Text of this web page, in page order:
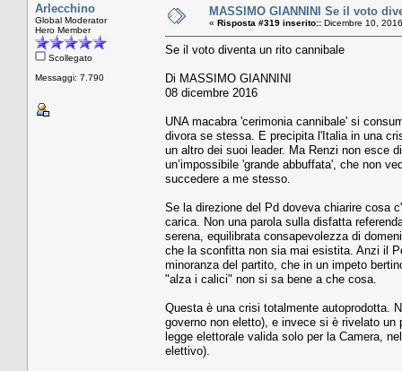
Arlecchino
Global Moderator
Hero Member
Scollegato
Messaggi: 7.790
MASSIMO GIANNINI Se il voto
« Risposta #319 inserito:: Dicembre 10,
Se il voto diventa un rito cannibale
Di MASSIMO GIANNINI
08 dicembre 2016
UNA macabra 'cerimonia cannibale' si
divora se stessa. E precipita l'Italia in una
un altro dei suoi leader. Ma Renzi non esce
un’impossibile 'grande abbuffata', che non
succedere a me stesso.
Se la direzione del Pd doveva chiarire cosa
carica. Non una parola sulla disfatta
serena, equilibrata consapevolezza di
che la sconfitta non sia mai esistita. Anzi il
minoranza del partito, che in un impeto
"alza i calici" non si sa bene a che cosa.
Questa è una crisi totalmente autoprodotta.
governo non eletto), e invece si è rivelato
legge elettorale valida solo per la Camera,
elettivo).